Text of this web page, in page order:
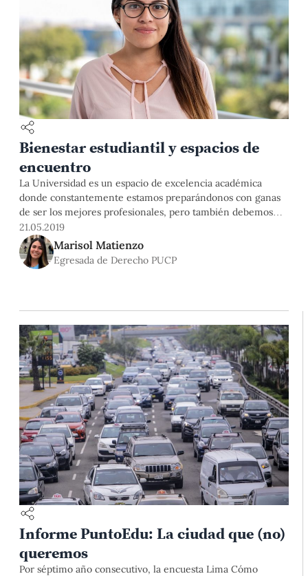
Bienestar estudiantil y espacios de
encuentro
La Universidad es un espacio de excelencia académica
donde constantemente estamos preparándonos con ganas
de ser los mejores profesionales, pero también debemos
pensar en nosotros y en el vínculo con nuestro medio, ya
que convivimos en un campus que es por y para nosotros.
Por ello, entendiendo la importancia de un lugar de
encuentro y
21.05.2019
Marisol Matienzo
Egresada de Derecho PUCP
Informe PuntoEdu: La ciudad que (no)
queremos
Por séptimo año consecutivo, la encuesta Lima Cómo